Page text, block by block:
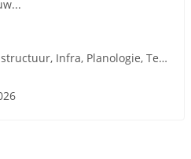
Civiele Techniek, Infrastructuur, Infra, Planologie, Techniek